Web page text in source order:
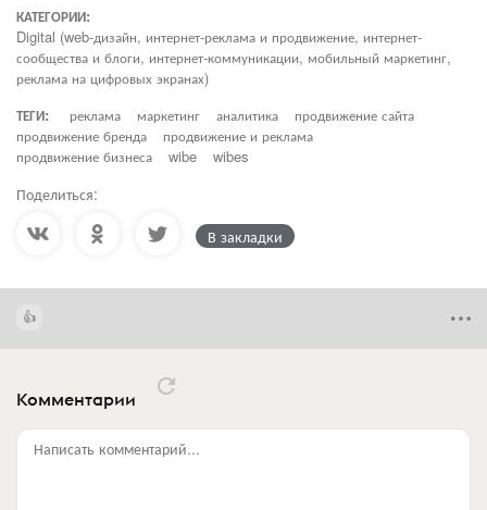
КАТЕГОРИИ:
Digital (web-дизайн, интернет-реклама и продвижение, интернет-
сообщества и блоги, интернет-коммуникации, мобильный маркетинг,
реклама на цифровых экранах)
ТЕГИ:
реклама маркетинг аналитика
продвижение сайта
продвижение бренда
продвижение и реклама
продвижение бизнеса
wibe wibes
Поделиться:
В закладки
Комментарии
Написать комментарий...